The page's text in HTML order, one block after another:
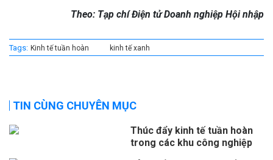
Theo: Tạp chí Điện tử Doanh nghiệp Hội nhập
Tags: Kinh tế tuần hoàn kinh tế xanh
TIN CÙNG CHUYÊN MỤC
Thúc đẩy kinh tế tuần hoàn
trong các khu công nghiệp